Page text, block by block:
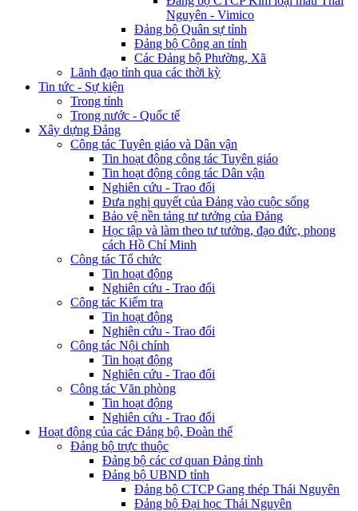
Nguyên - Vimico
Đảng bộ Quân sự tỉnh
Đảng bộ Công an tỉnh
Các Đảng bộ Phường, Xã
Lãnh đạo tỉnh qua các thời kỳ
Tin tức - Sự kiện
Trong tỉnh
Trong nước - Quốc tế
Xây dựng Đảng
Công tác Tuyên giáo và Dân vận
Tin hoạt động công tác Tuyên giáo
Tin hoạt động công tác Dân vận
Nghiên cứu - Trao đổi
Đưa nghị quyết của Đảng vào cuộc sống
Bảo vệ nền tảng tư tưởng của Đảng
Học tập và làm theo tư tưởng, đạo đức, phong
cách Hồ Chí Minh
Công tác Tổ chức
Tin hoạt động
Nghiên cứu - Trao đổi
Công tác Kiểm tra
Tin hoạt động
Nghiên cứu - Trao đổi
Công tác Nội chính
Tin hoạt động
Nghiên cứu - Trao đổi
Công tác Văn phòng
Tin hoạt động
Nghiên cứu - Trao đổi
Hoạt động của các Đảng bộ, Đoàn thể
Đảng bộ trực thuộc
Đảng bộ các cơ quan Đảng tỉnh
Đảng bộ UBND tỉnh
Đảng bộ CTCP Gang thép Thái Nguyên
Đảng bộ Đại học Thái Nguyên